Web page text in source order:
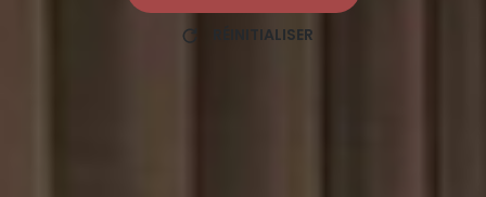
RÉINITIALISER